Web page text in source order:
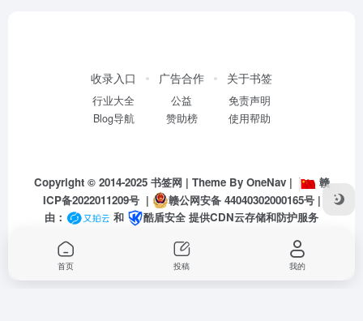
收录入口
行业大全
Blog导航
广告合作
公益
赞助榜
关于书签
免责声明
使用帮助
Copyright © 2014-2025 书签网 | Theme By OneNav|
赣
ICP备2022011209号| 赣公网安备 44040302000165号|
由：
和 酷盾安全 提供CDN云存储和防护服务
首页 投稿 我的